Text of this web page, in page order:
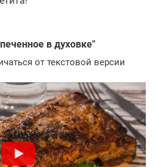
в духовке"
от текстовой версии